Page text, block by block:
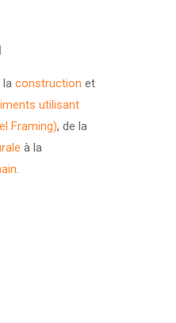
laconstruction et
utilisant
Framing), de la
à la
.